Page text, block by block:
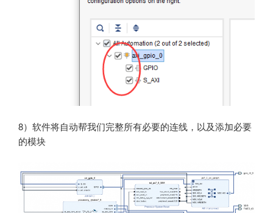
8）软件将自动帮我们完整所有必要的连线，以及添加必要
的模块